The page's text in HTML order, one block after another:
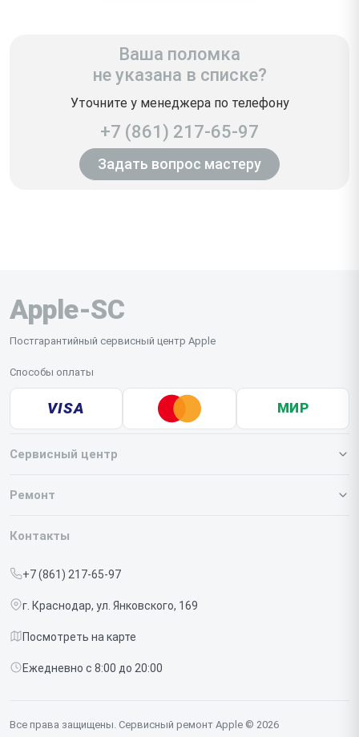
Ваша поломка
не указана в списке?
Уточните у менеджера по телефону
+7 (861) 217-65-97
Задать вопрос мастеру
Apple-SC
Постгарантийный сервисный центр Apple
Способы оплаты
VISA МИР
Сервисный центр
О нашем сервисе
Срочный ремонт
Доставка и способы оплаты
Диагностика
Контакты
Ремонт
Iphone
Контакты
+7 (861) 217-65-97
г. Краснодар, ул. Янковского, 169
Посмотреть на карте
Ежедневно с 8:00 до 20:00
Все права защищены. Сервисный ремонт Apple © 2026